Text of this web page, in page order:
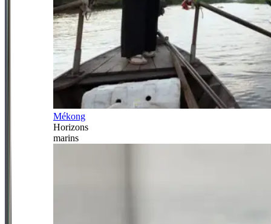
Mékong
Horizons
marins